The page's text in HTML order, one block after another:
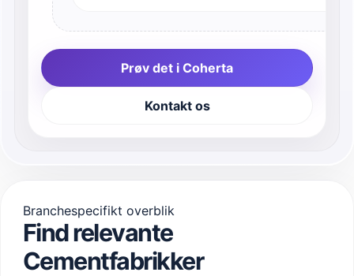
Prøv det i Coherta
Kontakt os
Branchespecifikt overblik
Find relevante
Cementfabrikker